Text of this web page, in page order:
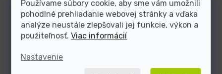
Používame súbory cookie, aby sme vám umožnili
pohodlné prehliadanie webovej stránky a vďaka
analýze neustále zlepšovali jej funkcie, výkon a
použiteľnosť.Viac informácií
Nastavenie